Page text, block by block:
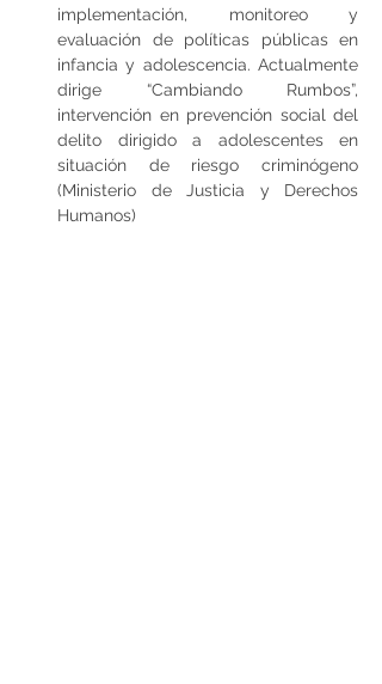
implementación, monitoreo y
evaluación de políticas públicas en
infancia y adolescencia. Actualmente
dirige “Cambiando Rumbos”,
intervención en prevención social del
delito dirigido a adolescentes en
situación de riesgo criminógeno
(Ministerio de Justicia y Derechos
Humanos)